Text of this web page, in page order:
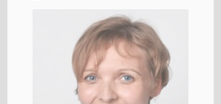
Danie­la
ZFA
KFO